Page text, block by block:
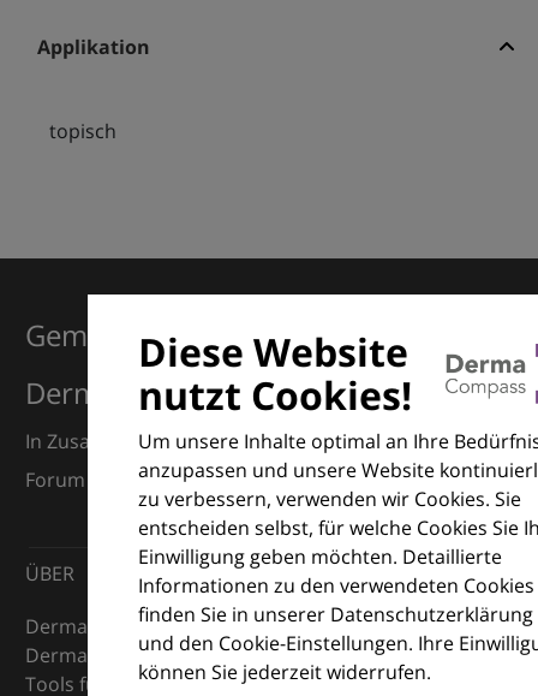
Applikation
topisch
Diese Website
nutzt Cookies!
Um unsere Inhalte optimal an Ihre
anzupassen und unsere Website
zu verbessern, verwenden wir Cookies. Sie
entscheiden selbst, für welche Cookies Sie
Einwilligung geben möchten. Detaillierte
Informationen zu den verwendeten Cookies
finden Sie in unserer Datenschutzerklärung
und den Cookie-Einstellungen. Ihre
können Sie jederzeit widerrufen.
Gemeinsam für Exzellenz in der
Dermatologie
In Zusammenarbeit mit dem European Dermatology
Forum (EDF) und Euroderm Excellence
ÜBER
DermaCompass ist Ihr digitaler Kompass für die
Dermatologie – mit Wissen, Bildern und praktischen
Tools für den klinischen Alltag.